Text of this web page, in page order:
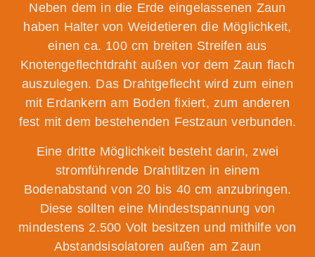
Neben dem in die Erde eingelassenen Zaun
haben Halter von Weidetieren die Möglichkeit,
einen ca. 100 cm breiten Streifen aus
Knotengeflechtdraht außen vor dem Zaun flach
auszulegen. Das Drahtgeflecht wird zum einen
mit Erdankern am Boden fixiert, zum anderen
fest mit dem bestehenden Festzaun verbunden.
Eine dritte Möglichkeit besteht darin, zwei
stromführende Drahtlitzen in einem
Bodenabstand von 20 bis 40 cm anzubringen.
Diese sollten eine Mindestspannung von
mindestens 2.500 Volt besitzen und mithilfe von
Abstandsisolatoren außen am Zaun